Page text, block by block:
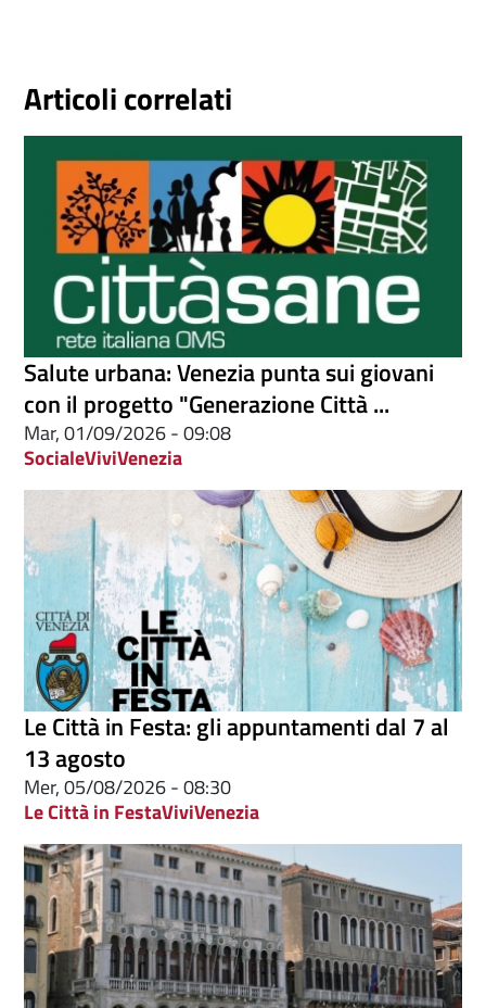
Articoli correlati
Salute urbana: Venezia punta sui giovani
con il progetto "Generazione Città ...
Mar, 01/09/2026 - 09:08
SocialeViviVenezia
Le Città in Festa: gli appuntamenti dal 7 al
13 agosto
Mer, 05/08/2026 - 08:30
Le Città in FestaViviVenezia